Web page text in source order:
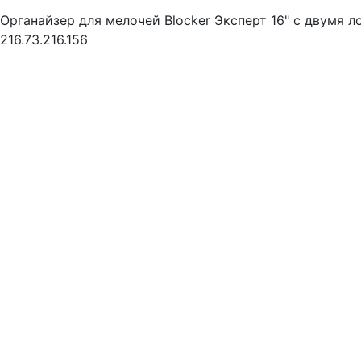
Органайзер для мелочей Blocker Эксперт 16" с двумя
216.73.216.156